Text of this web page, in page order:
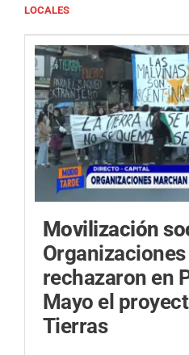
LOCALES
Movilización
rechazaron en
Mayo el
Tierras